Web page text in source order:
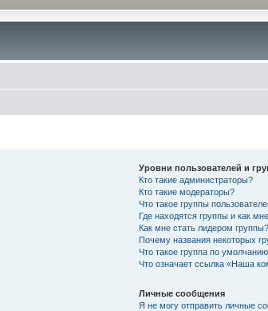
Уровни пользователей и
Кто такие администраторы?
Кто такие модераторы?
Что такое группы
Где находятся группы и как
Как мне стать лидером группы?
Почему названия некоторых
Что такое группа по
Что означает ссылка «Наша
Личные сообщения
Я не могу отправить личные